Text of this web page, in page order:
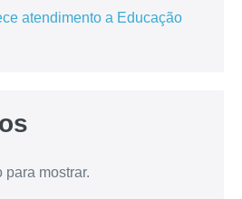
atendimento a Educação
para mostrar.